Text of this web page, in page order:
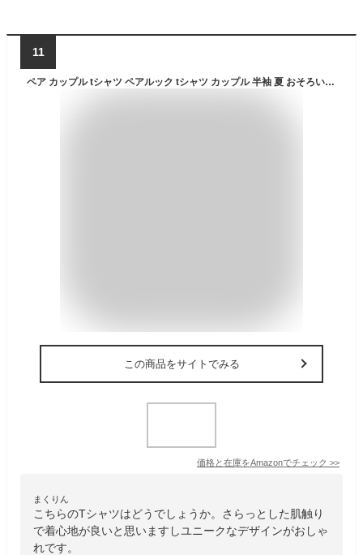
11
ペア カップル tシャツ ペアルック tシャツ カップル 半袖 夏 おそろい 服 カップル コーデ t シャツ おしゃれ トレーナー ペアルック パーカー かわいい 夫婦 家族 レディース tシャツ ブランド メンズ amazon 大きいサイズ mka1tx0024-WH-G-L
この商品をサイトでみる
価格と在庫をAmazonでチェック >>
まくりん
こちらのTシャツはどうでしょうか。さらっとした肌触り
で着心地が良いと思いますしユニークなデザインがおしゃ
れです。